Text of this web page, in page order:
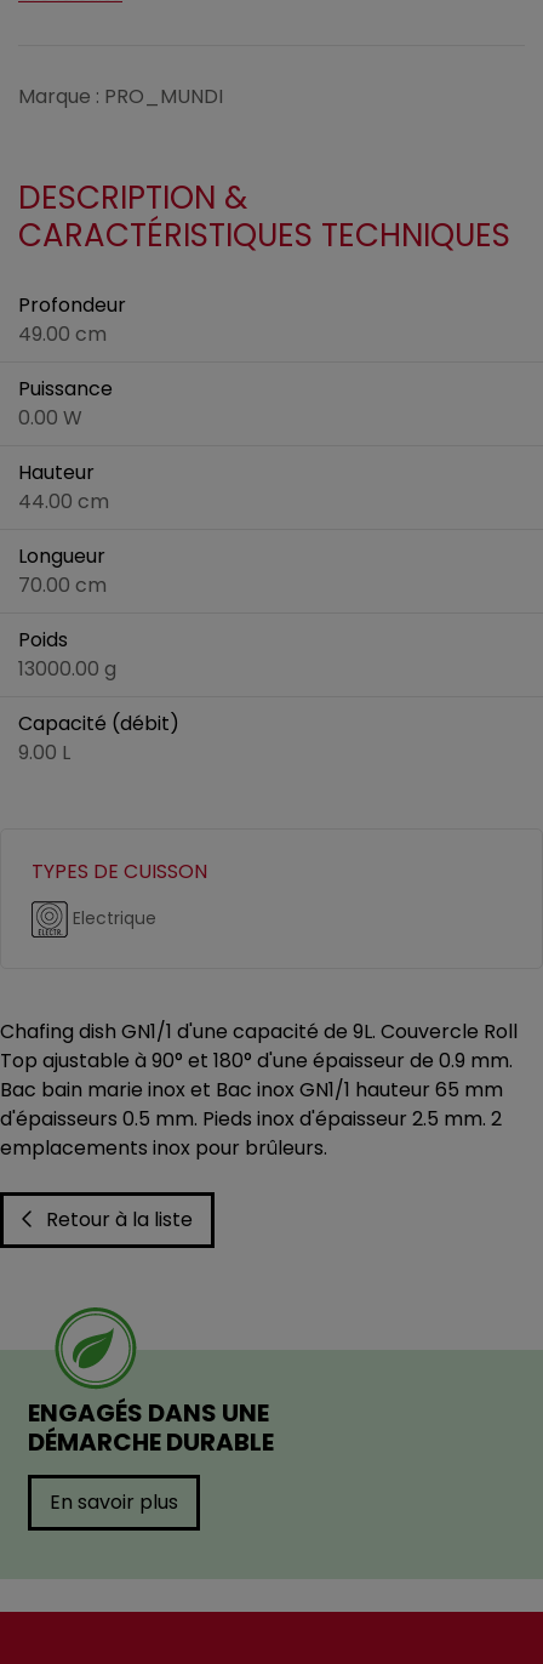
Marque : PRO_MUNDI
DESCRIPTION &
CARACTÉRISTIQUES TECHNIQUES
Profondeur
49.00 cm
Puissance
0.00 W
Hauteur
44.00 cm
Longueur
70.00 cm
Poids
13000.00 g
Capacité (débit)
9.00 L
TYPES DE CUISSON
Electrique
Chafing dish GN1/1 d'une capacité de 9L. Couvercle Roll
Top ajustable à 90° et 180° d'une épaisseur de 0.9 mm.
Bac bain marie inox et Bac inox GN1/1 hauteur 65 mm
d'épaisseurs 0.5 mm. Pieds inox d'épaisseur 2.5 mm. 2
emplacements inox pour brûleurs.
Retour à la liste
ENGAGÉS DANS UNE
DÉMARCHE DURABLE
En savoir plus